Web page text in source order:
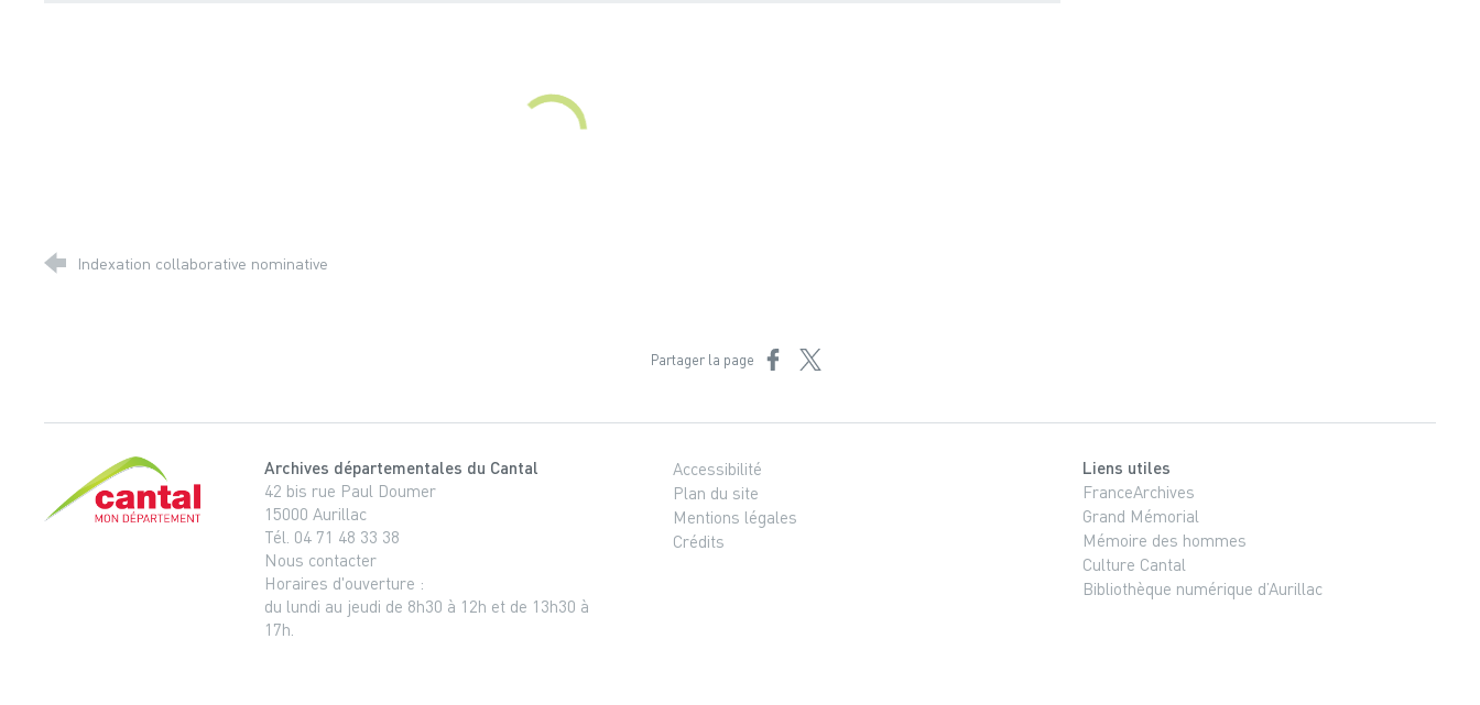
Indexation collaborative nominative
Partager la page Partager sur Facebook
Partager sur X
Cantal, le départementArchives départementales du Cantal
42 bis rue Paul Doumer
15000 Aurillac
Tél. 04 71 48 33 38
Nous contacter
Horaires d'ouverture :
du lundi au jeudi de 8h30 à 12h et de 13h30 à
17h.
Accessibilité
Plan du site
Mentions légales
Crédits
Liens utiles
FranceArchives
Grand Mémorial
Mémoire des hommes
Culture Cantal
Bibliothèque numérique d’Aurillac